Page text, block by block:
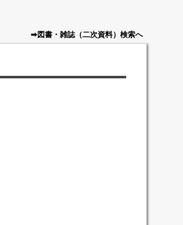
➡図書・雑誌（二次資料） 検索へ